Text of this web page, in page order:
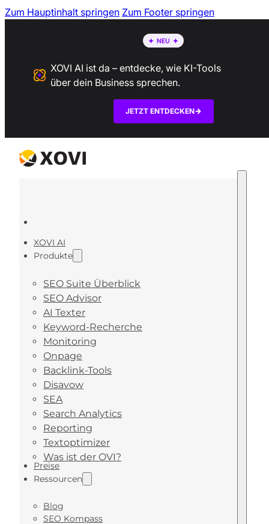
Zum Hauptinhalt springen Zum Footer springen
XOVI AI ist da – entdecke, wie KI-Tools
über dein Business sprechen.
JETZT ENTDECKEN
XOVI AI
Produkte
SEO Suite Überblick
SEO Advisor
AI Texter
Keyword-Recherche
Monitoring
Onpage
Backlink-Tools
Disavow
SEA
Search Analytics
Reporting
Textoptimizer
Was ist der OVI?
Preise
Ressourcen
Blog
SEO Kompass